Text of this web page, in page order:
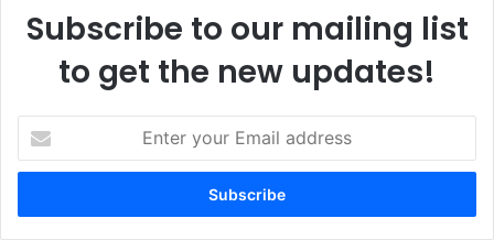
Subscribe to our mailing list
to get the new updates!
your
Email